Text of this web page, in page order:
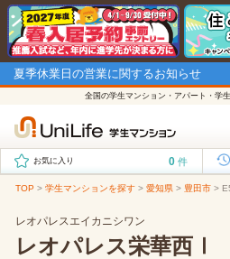
夏季休業日の営業に関するお知らせ
全国の学生マンション・アパート・学
お気に入り 0 件
TOP > 学生マンションを探す > 愛知県 > 豊田市 >
レオパレスエイカニシワン
レオパレス栄華西Ⅰ